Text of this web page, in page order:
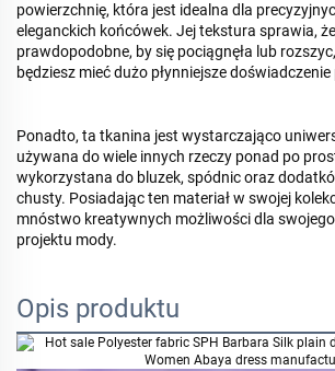
powierzchnię, która jest idealna dla
eleganckich końcówek. Jej tekstura sprawia,
prawdopodobne, by się pociągnęła lub
będziesz mieć dużo płynniejsze
Ponadto, ta tkanina jest wystarczająco
używana do wiele innych rzeczy ponad po
wykorzystana do bluzek, spódnic oraz
chusty. Posiadając ten materiał w swojej
mnóstwo kreatywnych możliwości dla
projektu mody.
Opis produktu